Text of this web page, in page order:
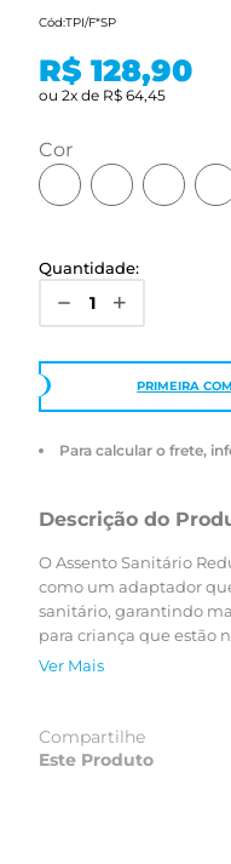
Cód:TPI/F*SP
R$ 128,90
ou 2x de R$ 64,45
cor
Quantidade:
PRIMEIRA
Para calcular o frete,
Descrição do
O Assento Sanitário
como um adaptador
sanitário, garantindo
para criança que estão
uso do vaso sanitário.
Compatível com os
também pode ser
Ver Mais
Compartilhe
Este Produto